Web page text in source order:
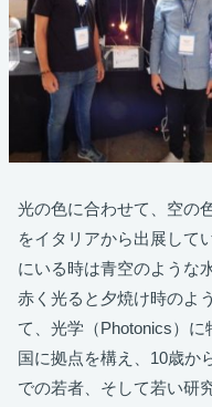
光の色に合わせて、空の
をイタリアから出展して
にいる時は青空のような
赤く光ると夕焼け時のよ
て、光学（Photonics）に
国に拠点を構え、10歳か
での若者、そして若い研